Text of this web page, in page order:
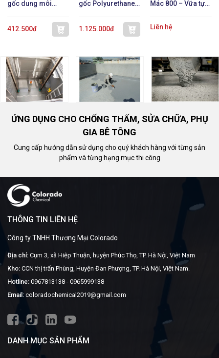
gốc dung môi
412.500đ
gốc Polyurethane 1
1.125.000đ
Mác 800 – Vữa tự
ngót
Liên hệ
ỨNG DỤNG CHO CHỐNG THẤM, SỬA CHỮA, PHỤ
GIA BÊ TÔNG
Cung cấp hướng dẫn sử dụng cho quý khách hàng với từng sản
phẩm và từng hạng mục thi công
THÔNG TIN LIÊN HỆ
Công ty TNHH Thương Mại Colorado
Địa chỉ: Cụm 3, xã Hiệp Thuận, huyện Phúc Thọ, TP. Hà Nội, Việt Nam
Kho: CCN thị trấn Phùng, Huyện Đan Phượng, TP. Hà Nội, Việt Nam.
Hotline: 0967813138 - 0965999138
Email: coloradochemical2019@gmail.com
DANH MỤC SẢN PHẨM